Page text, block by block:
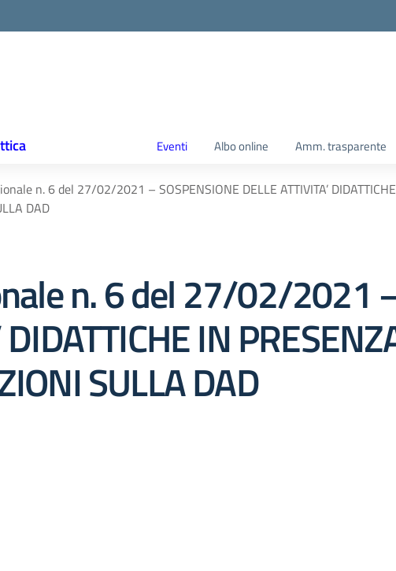
Eventi Albo online Amm. trasparente
n. 6 del 27/02/2021 – SOSPENSIONE DELLE ATTIVITA’
DAD
n. 6 del 27/02/2021
DIDATTICHE IN
SULLA DAD